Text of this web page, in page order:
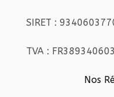
SIRET :
TVA :
Nos